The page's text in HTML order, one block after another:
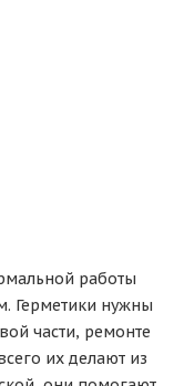
работы
Герметики нужны
части, ремонте
их делают из